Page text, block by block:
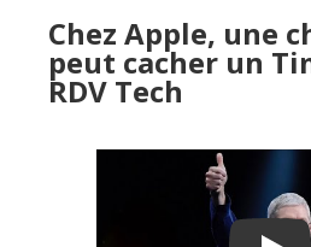
Chez Apple, une
peut cacher un
RDV Tech